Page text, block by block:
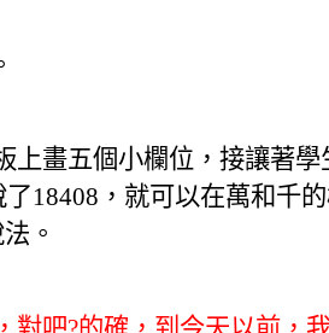
上畫五個小欄位，接讓著
了18408 ， 就可以在萬和千
。